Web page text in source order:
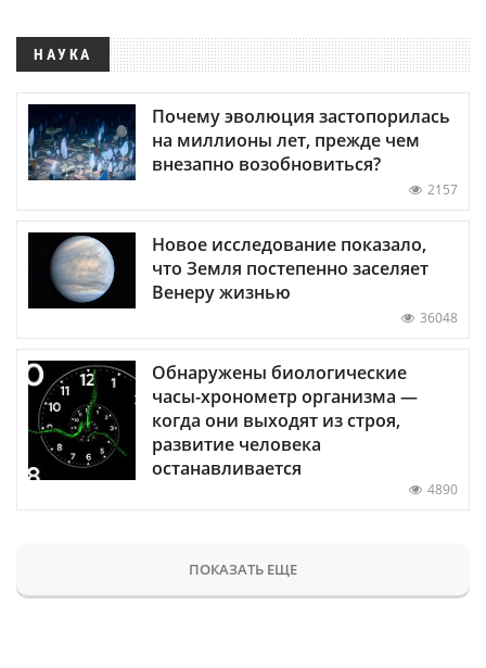
НАУКА
Почему эволюция застопорилась
на миллионы лет, прежде чем
внезапно возобновиться?
2157
Новое исследование показало,
что Земля постепенно заселяет
Венеру жизнью
36048
Обнаружены биологические
часы-хронометр организма —
когда они выходят из строя,
развитие человека
останавливается
4890
ПОКАЗАТЬ ЕЩЕ